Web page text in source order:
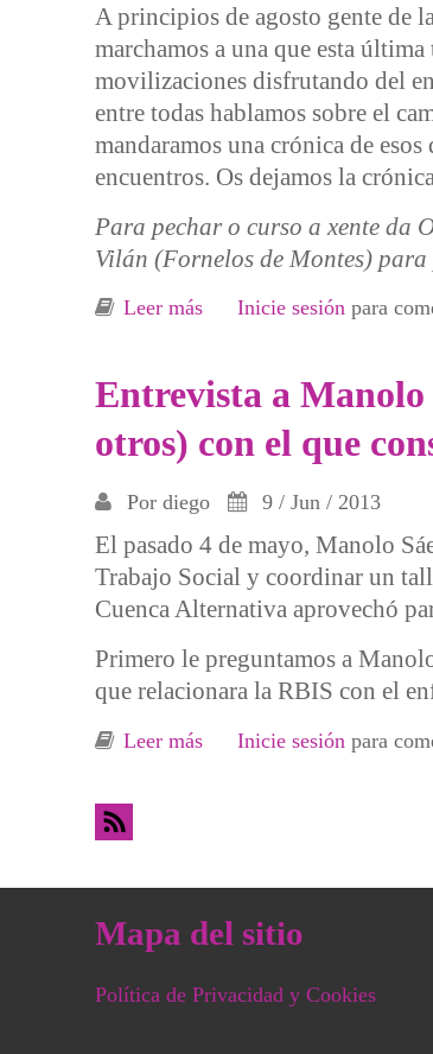
A principios de agosto gente de
marchamos a una que esta
movilizaciones disfrutando del
entre todas hablamos sobre el
mandaramos una crónica de
encuentros. Os dejamos la
Para pechar o curso a xente da
Vilán (Fornelos de Montes) para
Leer más sobre [Galiza] Dos días
Inicie sesiónpara
Entrevista a Manolo
otros) con el que
Por diego 9 / Jun / 2013
El pasado 4 de mayo, Manolo
Trabajo Social y coordinar un
Cuenca Alternativa aprovechó
Primero le preguntamos a
que relacionara la RBIS con el
Leer más sobre Entrevista a
Inicie sesiónpara
Mapa del sitio
Política de Privacidad y Cookies